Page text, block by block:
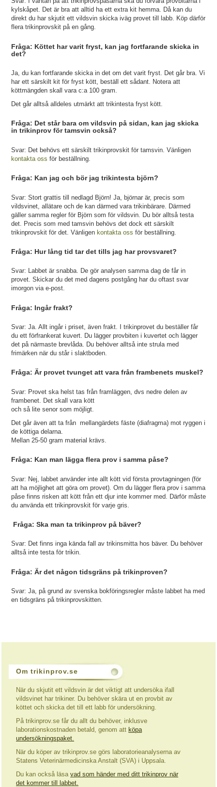
kylskåpet. Det är bra att alltid ha ett extra kit hemma. Då kan du
direkt du har skjutit ett vildsvin skicka iväg provet till labb. Köp därför
flera trikinprovskit på en gång.
Fråga: Köttet har varit fryst, kan jag fortfarande skicka in
det?
Ja, du kan fortfarande skicka in det om det varit fryst. Det går bra. Vi
har ett särskilt kit för fryst kött, beställ ett sådant. Notera att
köttmängden skall vara c:a 100 gram.
Det går alltså alldeles utmärkt att trikintesta fryst kött.
Fråga: Det står bara om vildsvin på sidan, kan jag skicka
in trikinprov för tamsvin också?
Svar: Det behövs ett särskilt trikinprovskit för tamsvin. Vänligen
kontakta oss för beställning.
Fråga: Kan jag och bör jag trikintesta björn?
Svar: Stort grattis till nedlagd Björn! Ja, björnar är, precis som
vildsvinet, allätare och de kan därmed vara trikinbärare. Därmed
gäller samma regler för Björn som för vildsvin. Du bör alltså testa
det. Precis som med tamsvin behövs det dock ett särskilt
trikinprovskit för det. Vänligen kontakta oss för beställning.
Fråga: Hur lång tid tar det tills jag har provsvaret?
Svar: Labbet är snabba. De gör analysen samma dag de får in
provet. Skickar du det med dagens postgång har du oftast svar
imorgon via e-post.
Fråga: Ingår frakt?
Svar: Ja. Allt ingår i priset, även frakt. I trikinprovet du beställer får
du ett förfrankerat kuvert. Du lägger provbiten i kuvertet och lägger
det på närmaste brevlåda. Du behöver alltså inte strula med
frimärken när du står i slaktboden.
Fråga: Är provet tvunget att vara från frambenets muskel?
Svar: Provet ska helst tas från framläggen, dvs nedre delen av
frambenet. Det skall vara kött
och så lite senor som möjligt.
Det går även att ta från mellangärdets fäste (diafragma) mot ryggen i
de köttiga delarna.
Mellan 25-50 gram material krävs.
Fråga: Kan man lägga flera prov i samma påse?
Svar: Nej, labbet använder inte allt kött vid första provtagningen (för
att ha möjlighet att göra om provet). Om du lägger flera prov i samma
påse finns risken att kött från ett djur inte kommer med. Därför måste
du använda ett trikinprovskit för varje gris.
Fråga: Ska man ta trikinprov på bäver?
Svar: Det finns inga kända fall av trikinsmitta hos bäver. Du behöver
alltså inte testa för trikin.
Fråga: Är det någon tidsgräns på trikinproven?
Svar: Ja, på grund av svenska bokföringsregler måste labbet ha med
en tidsgräns på trikinprovskitten.
Om trikinprov.se
När du skjutit ett vildsvin är det viktigt att undersöka ifall
vildsvinet har trikiner. Du behöver skära ut en provbit av
köttet och skicka det till ett labb för undersökning.
På trikinprov.se får du allt du behöver, inklusve
laborationskostnaden betald, genom att köpa
undersökningspaket.
När du köper av trikinprov.se görs laboratorieanalyserna av
Statens Veterinärmedicinska Anstalt (SVA) i Uppsala.
Du kan också läsa vad som händer med ditt trikinprov när
det kommer till labbet.